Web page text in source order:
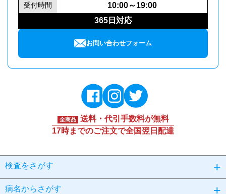
受付時間
10:00～19:00
365日対応
お問い合わせフォーム
全商品 送料・代引手数料が無料
17時までのご注文で全国翌日配達
検査をさがす
病名からさがす